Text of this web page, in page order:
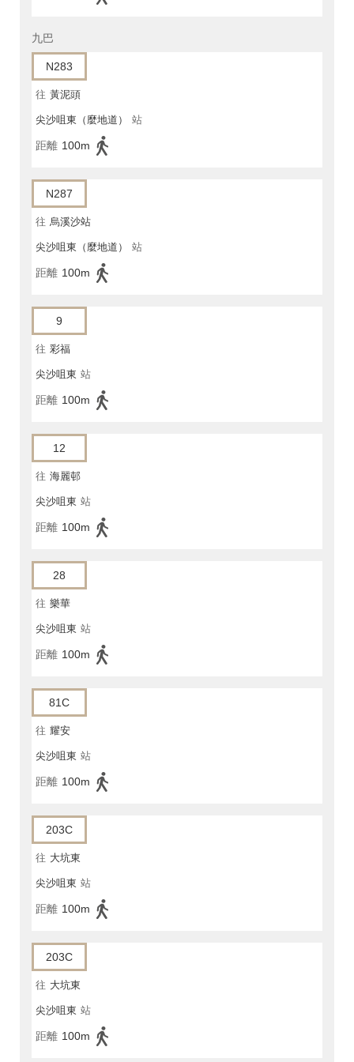
九巴
N283
往 黃泥頭
尖沙咀東（麼地道） 站
距離 100m
N287
往 烏溪沙站
尖沙咀東（麼地道） 站
距離 100m
9
往 彩福
尖沙咀東 站
距離 100m
12
往 海麗邨
尖沙咀東 站
距離 100m
28
往 樂華
尖沙咀東 站
距離 100m
81C
往 耀安
尖沙咀東 站
距離 100m
203C
往 大坑東
尖沙咀東 站
距離 100m
203C
往 大坑東
尖沙咀東 站
距離 100m